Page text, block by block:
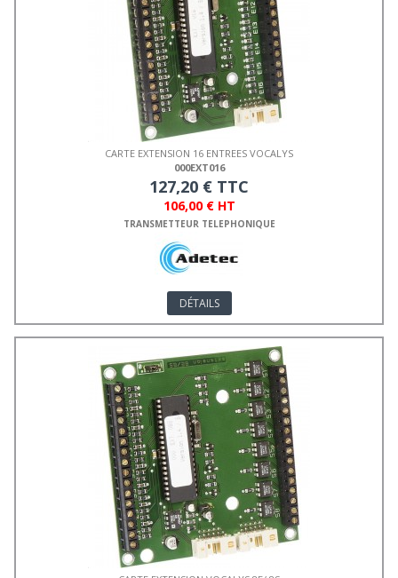
CARTE EXTENSION 16 ENTREES VOCALYS
000EXT016
127,20 € TTC
106,00 € HT
TRANSMETTEUR TELEPHONIQUE
DÉTAILS